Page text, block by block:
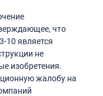
что
является
не
изобретения.
жалобу на